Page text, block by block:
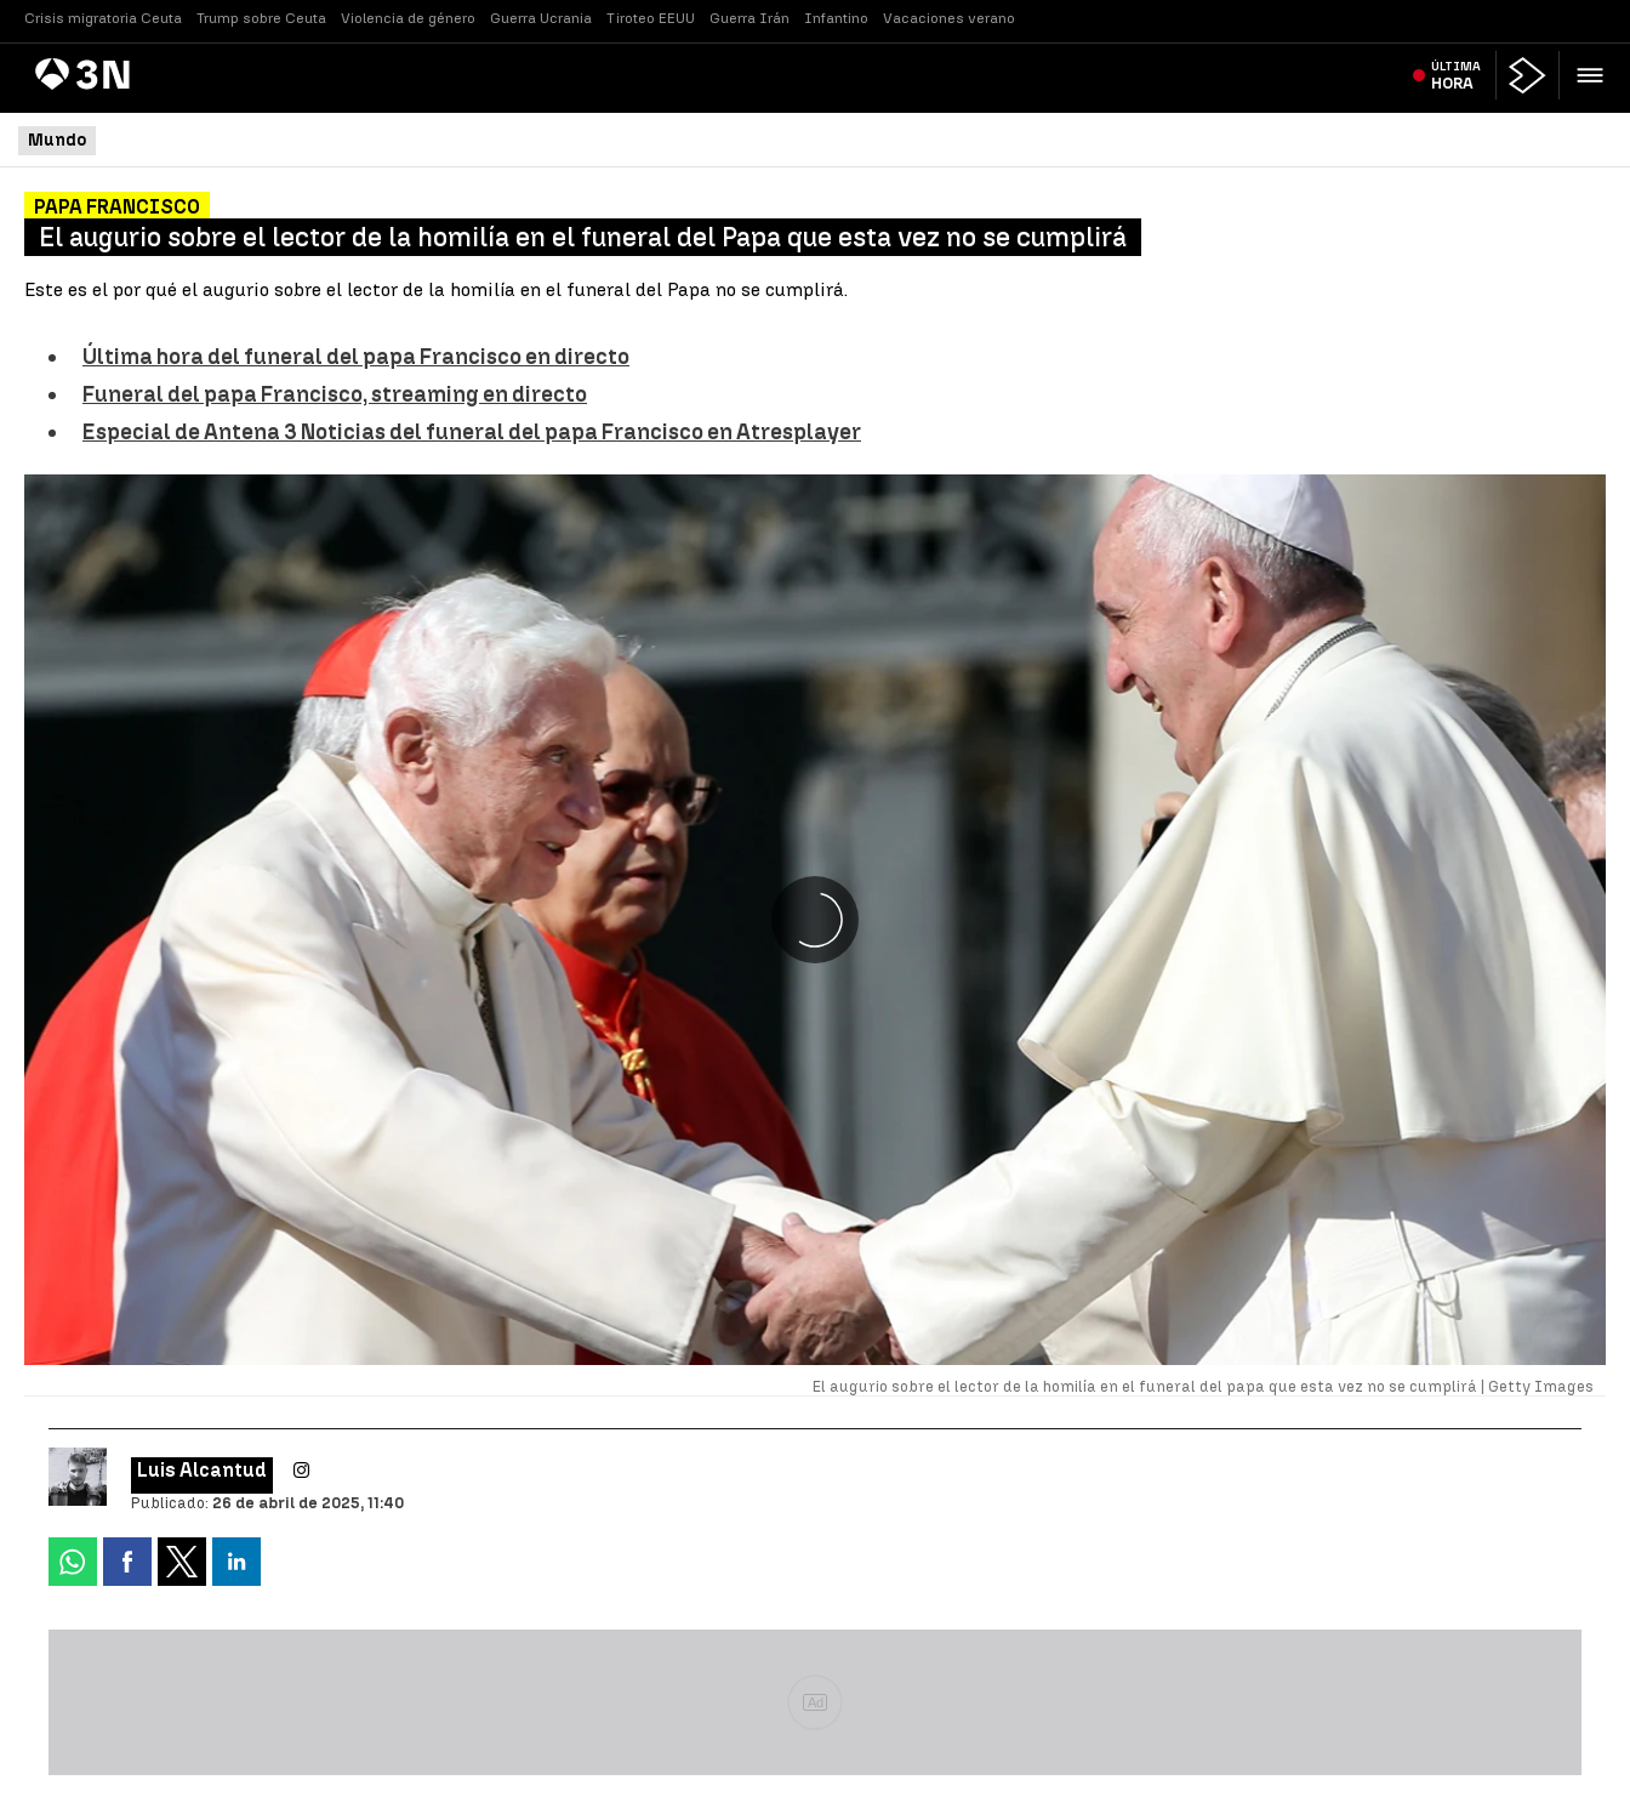
Crisis migratoria Ceuta Trump sobre Ceuta Violencia de género Guerra Ucrania Tiroteo EEUU Guerra Irán Infantino Vacaciones verano
AntenaNoticias ÚLTIMA
HORA
Mundo
PAPA FRANCISCO
El augurio sobre el lector de la homilía en el funeral del Papa que esta vez no se cumplirá
Este es el por qué el augurio sobre el lector de la homilía en el funeral del Papa no se cumplirá.
Última hora del funeral del papa Francisco en directo
Funeral del papa Francisco, streaming en directo
Especial de Antena 3 Noticias del funeral del papa Francisco en Atresplayer
El augurio sobre el lector de la homilía en el funeral del papa que esta vez no se cumplirá | Getty Images
Luis Alcantud
Publicado: 26 de abril de 2025, 11:40
Ad